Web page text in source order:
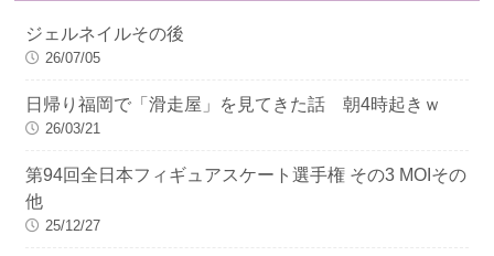
ジェルネイルその後
26/07/05
日帰り福岡で「滑走屋」を見てきた話 朝4時起きｗ
26/03/21
第94回全日本フィギュアスケート選手権 その3 MOIその
他
25/12/27